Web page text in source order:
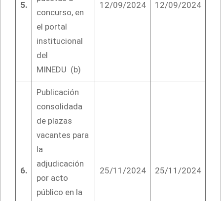
5.
concurso, en
el portal
institucional
del
MINEDU (b)
12/09/2024 12/09/2024
6.
Publicación
consolidada
de plazas
vacantes para
la
adjudicación
por acto
público en la
25/11/2024 25/11/2024